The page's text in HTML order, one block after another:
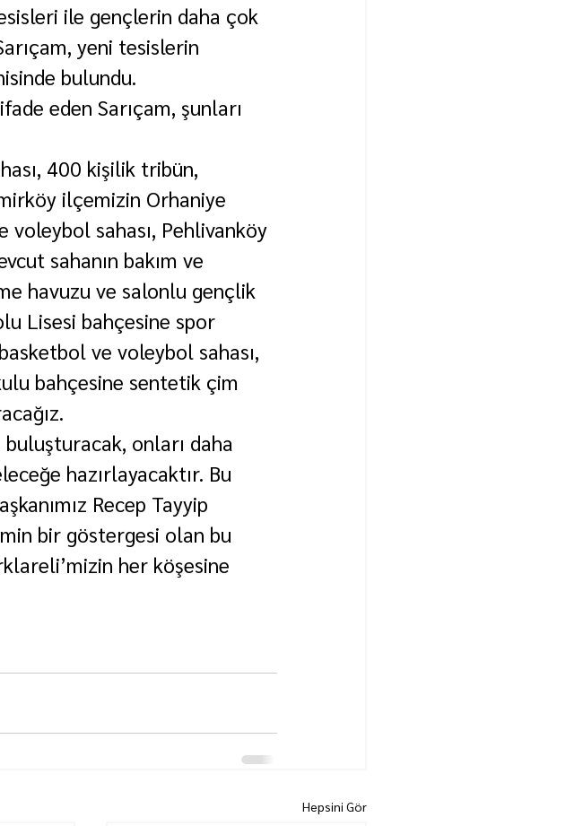
ile gençlerin daha çok
yeni tesislerin
bulundu.
eden Sarıçam, şunları
400 kişilik tribün,
ilçemizin Orhaniye
sahası, Pehlivanköy
sahanın bakım ve
havuzu ve salonlu gençlik
Lisesi bahçesine spor
ve voleybol sahası,
bahçesine sentetik çim
onları daha
hazırlayacaktır. Bu
Recep Tayyip
bir göstergesi olan bu
her köşesine
Hepsini Gör